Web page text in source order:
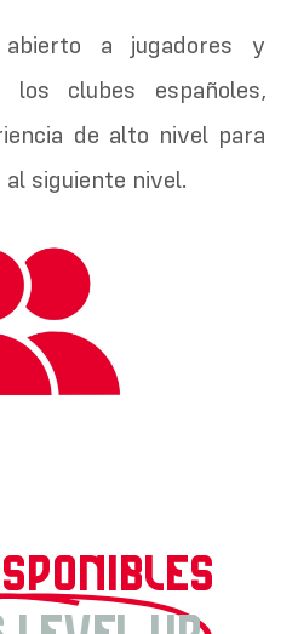
a jugadores y
clubes españoles,
de alto nivel para
siguiente nivel.